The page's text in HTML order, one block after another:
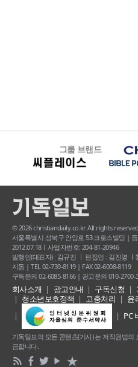
그룹 브랜드
© 2026 christiandaily.co.kr All rights
서울특별시 성북구 안암로 53 크로스빌딩 |
2012.07.18ㅣ사업자번호: 204-81-20946
발행인(대표자) : 김규진 ㅣ 편집인 : 김진영
지동 | TEL 02-739-8119 | FAX 02-6008-8119
구독문의 02-6085-8166 | 광고문의 010-2700-
회사소개 광고안내 구독신청
청소년보호정책
고충처리
윤
PC
기독일보의 모든 콘텐츠(기사) 는 저작권법
금합니다.